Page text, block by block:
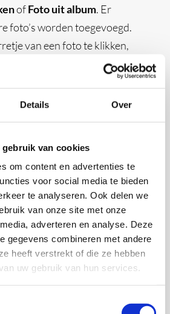
Details Over
gebruik van cookies
om content en advertenties te
voor social media te bieden
te analyseren. Ook delen we
van onze site met onze
adverteren en analyse. Deze
gegevens combineren met andere
heeft verstrekt of die ze hebben
uw gebruik van hun services.
ofFoto uit album. Er
foto’s worden toegevoegd.
van een foto te klikken,
als de afbeelding van
EN
toe te voegen, ga je naar
jeRecepten toevoegen
een recept invoeren.
leeg receptenscherm waarin
kunt invullen, zoals: